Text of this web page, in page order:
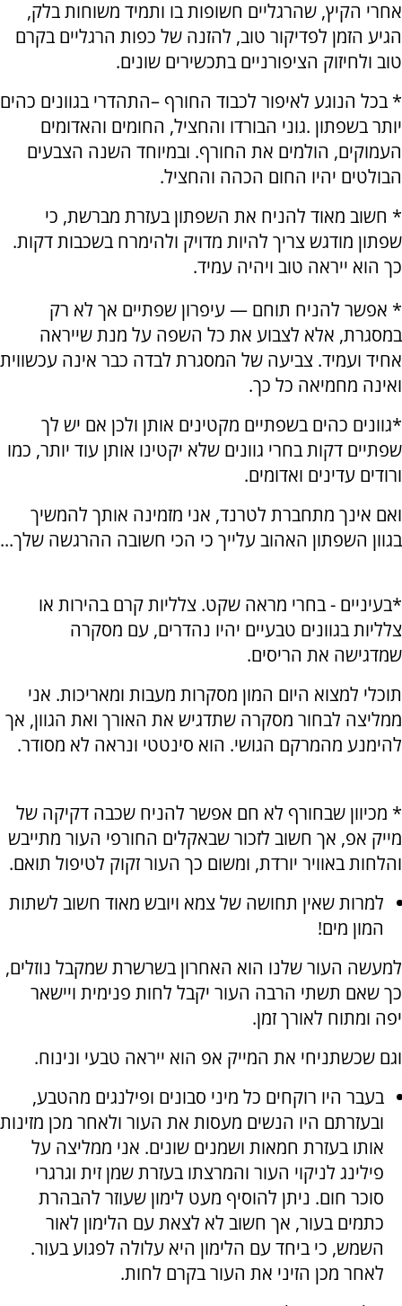
אחרי הקיץ, שהרגליים חשופות בו ותמיד משוחות בלק,
הגיע הזמן לפדיקור טוב, להזנה של כפות הרגליים בקרם
טוב ולחיזוק הציפורניים בתכשירים שונים.
* בכל הנוגע לאיפור לכבוד החורף –התהדרי בגוונים כהים
יותר בשפתון .גוני הבורדו והחציל, החומים והאדומים
העמוקים, הולמים את החורף. ובמיוחד השנה הצבעים
הבולטים יהיו החום הכהה והחציל.
* חשוב מאוד להניח את השפתון בעזרת מברשת, כי
שפתון מודגש צריך להיות מדויק ולהימרח בשכבות דקות.
כך הוא ייראה טוב ויהיה עמיד.
* אפשר להניח תוחם — עיפרון שפתיים אך לא רק
במסגרת, אלא לצבוע את כל השפה על מנת שייראה
אחיד ועמיד. צביעה של המסגרת לבדה כבר אינה עכשווית
ואינה מחמיאה כל כך.
*גוונים כהים בשפתיים מקטינים אותן ולכן אם יש לך
שפתיים דקות בחרי גוונים שלא יקטינו אותן עוד יותר, כמו
ורודים עדינים ואדומים.
ואם אינך מתחברת לטרנד, אני מזמינה אותך להמשיך
בגוון השפתון האהוב עלייך כי הכי חשובה ההרגשה שלך...
*בעיניים - בחרי מראה שקט. צלליות קרם בהירות או
צלליות בגוונים טבעיים יהיו נהדרים, עם מסקרה
שמדגישה את הריסים.
תוכלי למצוא היום המון מסקרות מעבות ומאריכות. אני
ממליצה לבחור מסקרה שתדגיש את האורך ואת הגוון, אך
להימנע מהמרקם הגושי. הוא סינטטי ונראה לא מסודר.
* מכיוון שבחורף לא חם אפשר להניח שכבה דקיקה של
מייק אפ, אך חשוב לזכור שבאקלים החורפי העור מתייבש
והלחות באוויר יורדת, ומשום כך העור זקוק לטיפול תואם.
למרות שאין תחושה של צמא ויובש מאוד חשוב לשתות
המון מים!
למעשה העור שלנו הוא האחרון בשרשרת שמקבל נוזלים,
כך שאם תשתי הרבה העור יקבל לחות פנימית ויישאר
יפה ומתוח לאורך זמן.
וגם שכשתניחי את המייק אפ הוא ייראה טבעי ונינוח.
בעבר היו רוקחים כל מיני סבונים ופילנגים מהטבע,
ובעזרתם היו הנשים מעסות את העור ולאחר מכן מזינות
אותו בעזרת חמאות ושמנים שונים. אני ממליצה על
פילינג לניקוי העור והמרצתו בעזרת שמן זית וגרגרי
סוכר חום. ניתן להוסיף מעט לימון שעוזר להבהרת
כתמים בעור, אך חשוב לא לצאת עם הלימון לאור
השמש, כי ביחד עם הלימון היא עלולה לפגוע בעור.
לאחר מכן הזיני את העור בקרם לחות.